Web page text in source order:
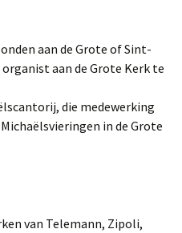
aan de Grote of Sint-
aan de Grote Kerk te
die medewerking
in de Grote
van Telemann, Zipoli,